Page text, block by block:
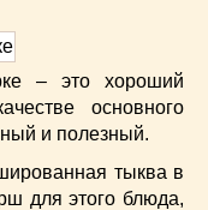
– это хороший
основного
и полезный.
тыква в
для этого блюда,